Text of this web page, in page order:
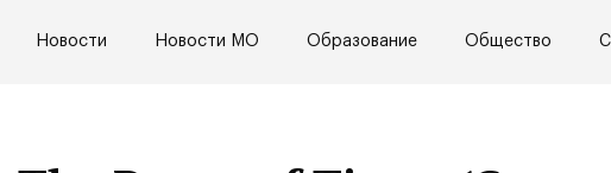
Новости Новости МО Образование Общество